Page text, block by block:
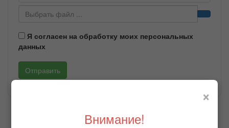
Я согласен на обработку моих персональных
данных
Отправить
×
Внимание!